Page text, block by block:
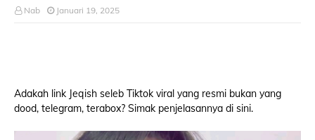
Nab Januari 19, 2025
Adakah link Jeqish seleb Tiktok viral yang resmi bukan yang
dood, telegram, terabox? Simak penjelasannya di sini.